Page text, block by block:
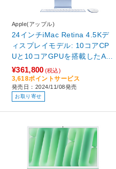
Apple(アップル)
24インチiMac Retina 4.5Kデ
ィスプレイモデル: 10コアCP
Uと10コアGPUを搭載したAp
ple M4チップ, 24GB, 512GB
SSD - ブルー ブルー MD2T4
J/A
¥361,800 (税込)
3,618ポイントサービス
発売日：2024/11/08発売
お取り寄せ